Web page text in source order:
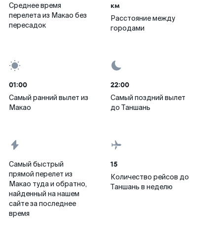
Среднее время
перелета из Макао без
пересадок
км
Расстояние между
городами
01:00
Самый ранний вылет из
Макао
22:00
Самый поздний вылет
до Таншань
Самый быстрый
прямой перелет из
Макао туда и обратно,
найденный на нашем
сайте за последнее
время
15
Количество рейсов до
Таншань в неделю